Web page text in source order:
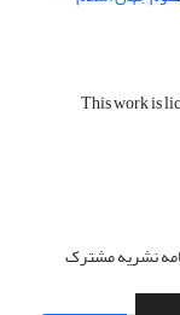
This work is
نشریه مشترک